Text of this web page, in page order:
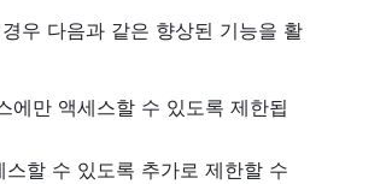
우 다음과 같은 향상된 기능을 활
에만 액세스할 수 있도록 제한됩
할 수 있도록 추가로 제한할 수